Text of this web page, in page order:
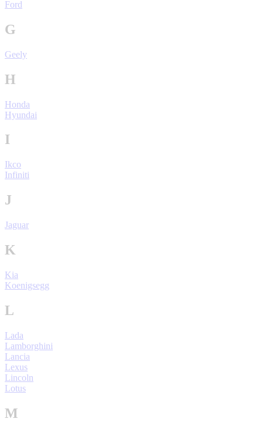
Ford
G
Geely
H
Honda
Hyundai
I
Ikco
Infiniti
J
Jaguar
K
Kia
Koenigsegg
L
Lada
Lamborghini
Lancia
Lexus
Lincoln
Lotus
M